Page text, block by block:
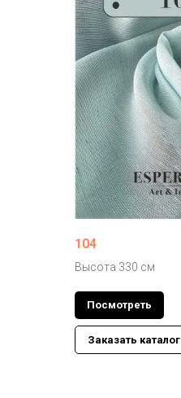
104
Высота 330 см
Посмотреть
Заказать каталог